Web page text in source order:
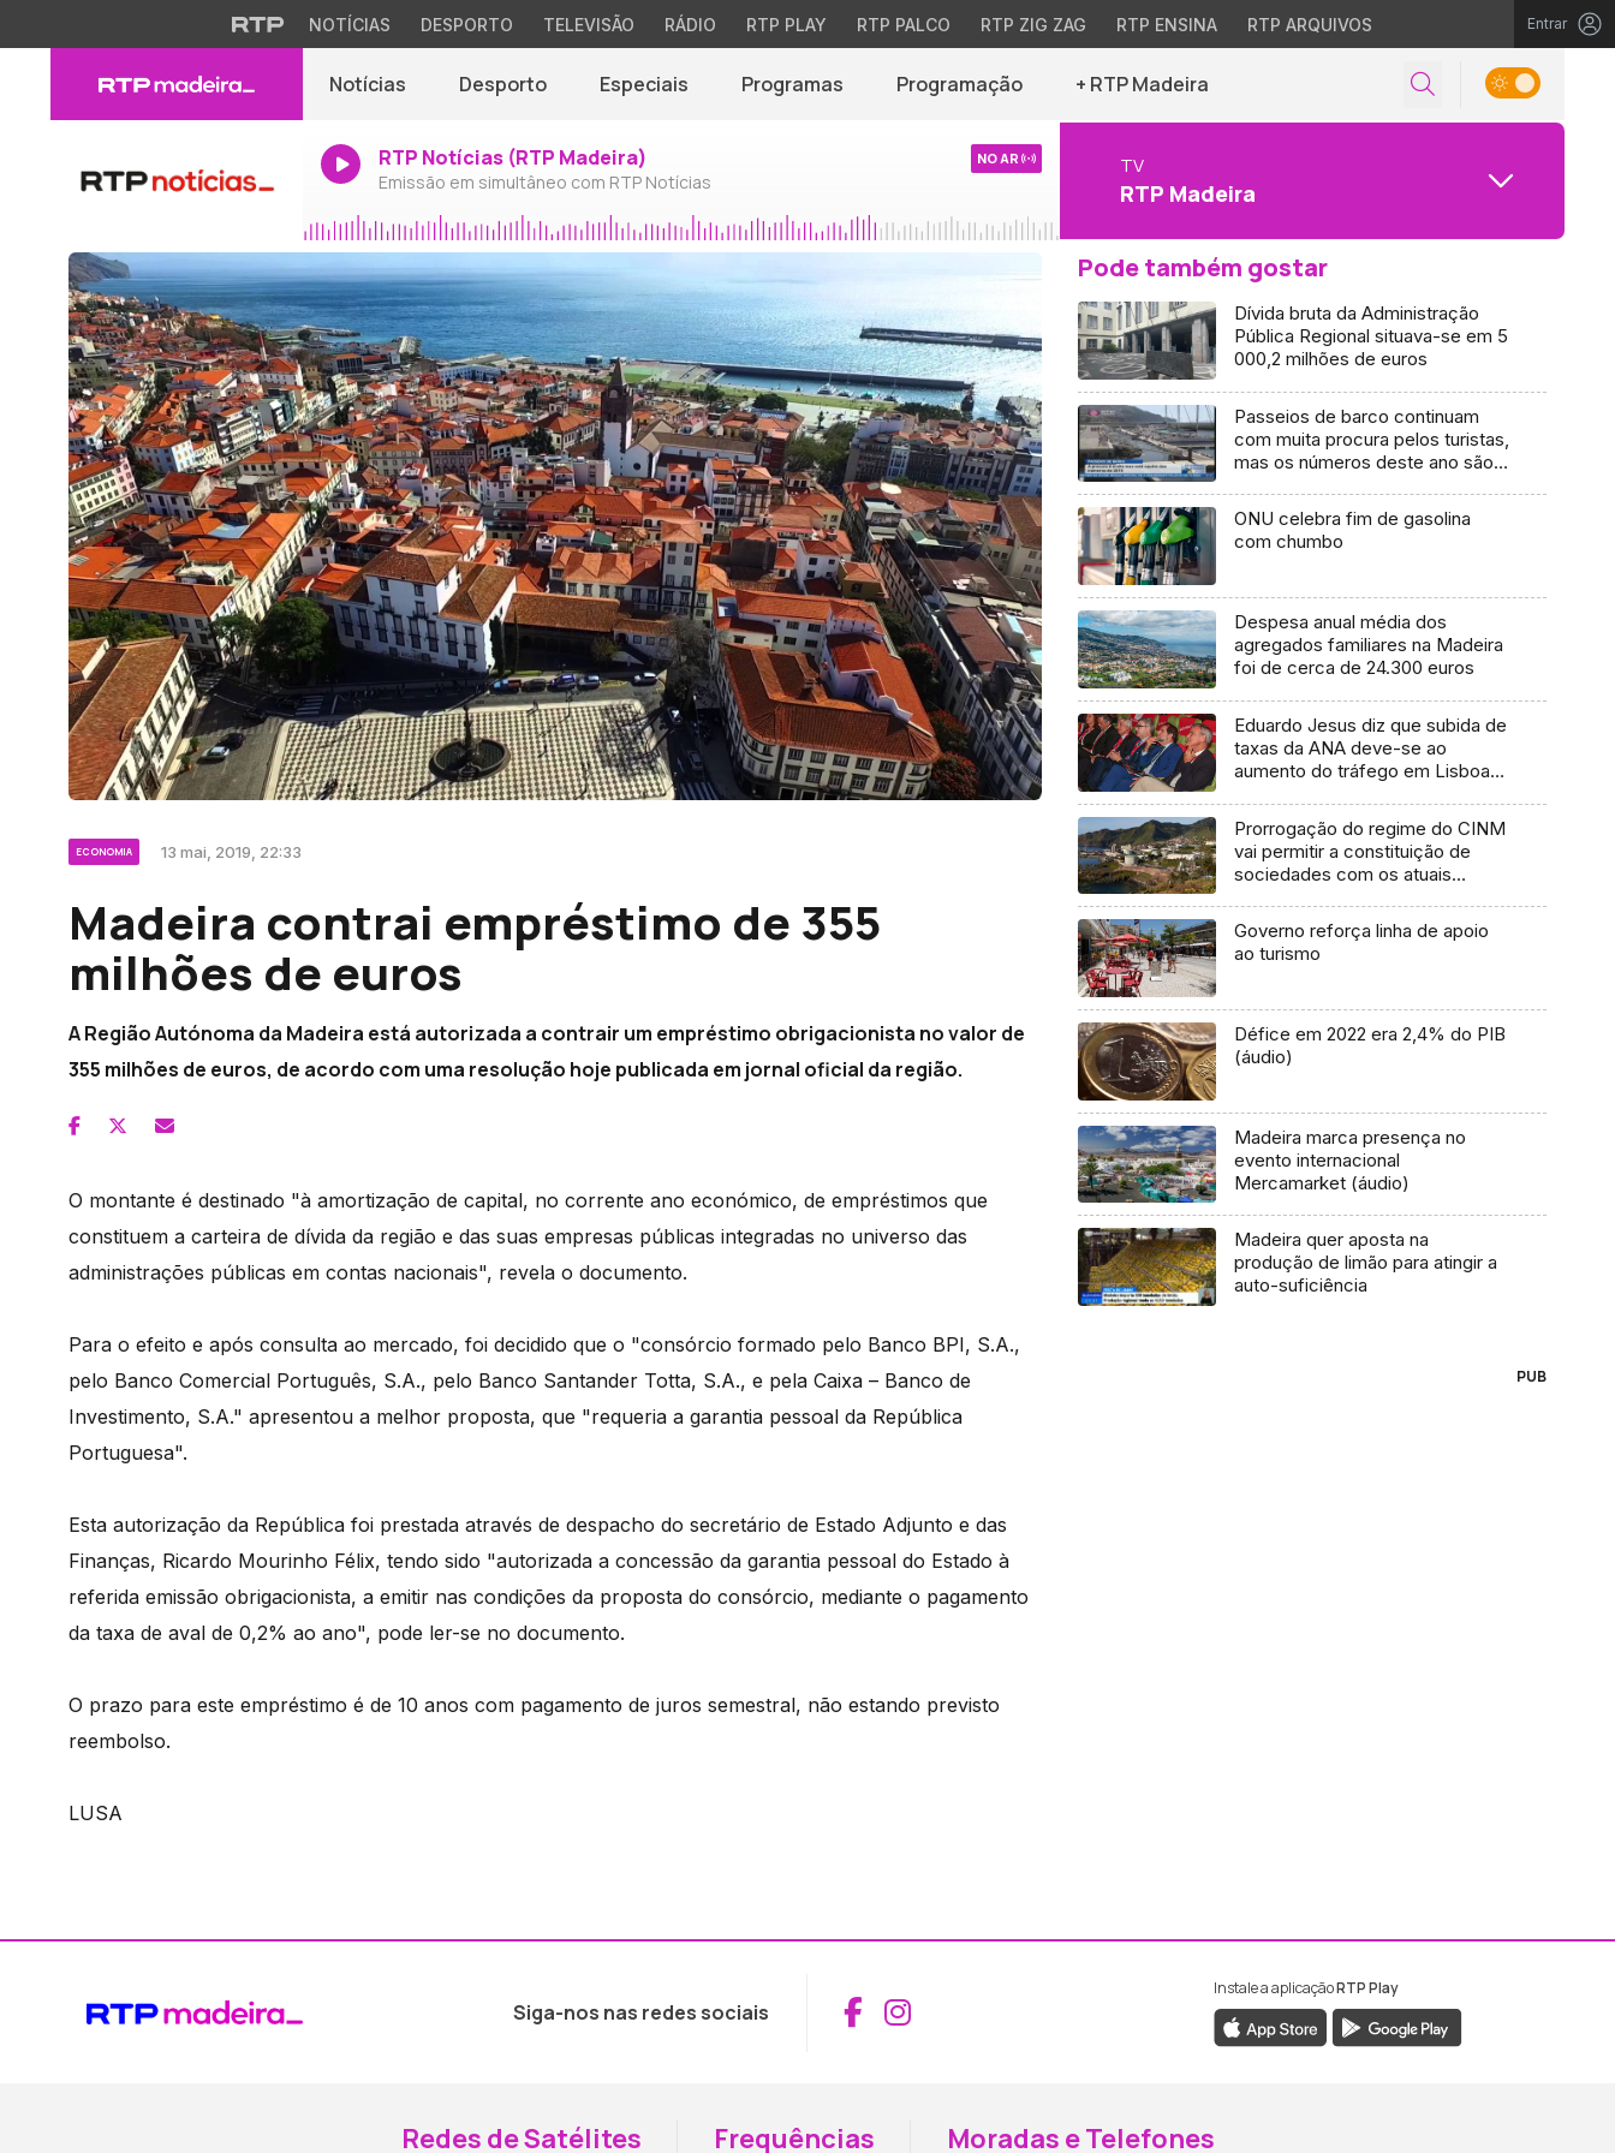
NOTÍCIAS DESPORTO TELEVISÃO RÁDIO RTP PLAY RTP PALCO RTP ZIG ZAG RTP ENSINA RTP ARQUIVOS Entrar
Notícias Desporto Especiais Programas Programação + RTP Madeira
RTP Notícias (RTP Madeira)
Emissão em simultâneo com RTP Notícias
NO AR TV
RTP Madeira
ECONOMIA 13 mai, 2019, 22:33
Madeira contrai empréstimo de 355
milhões de euros
A Região Autónoma da Madeira está autorizada a contrair um empréstimo obrigacionista no valor de
355 milhões de euros, de acordo com uma resolução hoje publicada em jornal oficial da região.
O montante é destinado "à amortização de capital, no corrente ano económico, de empréstimos que
constituem a carteira de dívida da região e das suas empresas públicas integradas no universo das
administrações públicas em contas nacionais", revela o documento.
Para o efeito e após consulta ao mercado, foi decidido que o "consórcio formado pelo Banco BPI, S.A.,
pelo Banco Comercial Português, S.A., pelo Banco Santander Totta, S.A., e pela Caixa – Banco de
Investimento, S.A." apresentou a melhor proposta, que "requeria a garantia pessoal da República
Portuguesa".
Esta autorização da República foi prestada através de despacho do secretário de Estado Adjunto e das
Finanças, Ricardo Mourinho Félix, tendo sido "autorizada a concessão da garantia pessoal do Estado à
referida emissão obrigacionista, a emitir nas condições da proposta do consórcio, mediante o pagamento
da taxa de aval de 0,2% ao ano", pode ler-se no documento.
O prazo para este empréstimo é de 10 anos com pagamento de juros semestral, não estando previsto
reembolso.
LUSA
Pode também gostar
Dívida bruta da Administração
Pública Regional situava-se em 5
000,2 milhões de euros
Passeios de barco continuam
com muita procura pelos turistas,
mas os números deste ano são
(Vídeo)
ONU celebra fim de gasolina
com chumbo
Despesa anual média dos
agregados familiares na Madeira
foi de cerca de 24.300 euros
Eduardo Jesus diz que subida de
taxas da ANA deve-se ao
aumento do tráfego em Lisboa
Prorrogação do regime do CINM
vai permitir a constituição de
sociedades com os atuais
Governo reforça linha de apoio
ao turismo
Défice em 2022 era 2,4% do PIB
(áudio)
Madeira marca presença no
evento internacional
Mercamarket (áudio)
Madeira quer aposta na
produção de limão para atingir a
auto-suficiência
PUB
Siga-nos nas redes sociais Aceder ao Facebook da RTP Madeira
Aceder ao Instagram da RTP Madeira
Instale a aplicaçãoRTP Play
Redes de Satélites Frequências Moradas e Telefones